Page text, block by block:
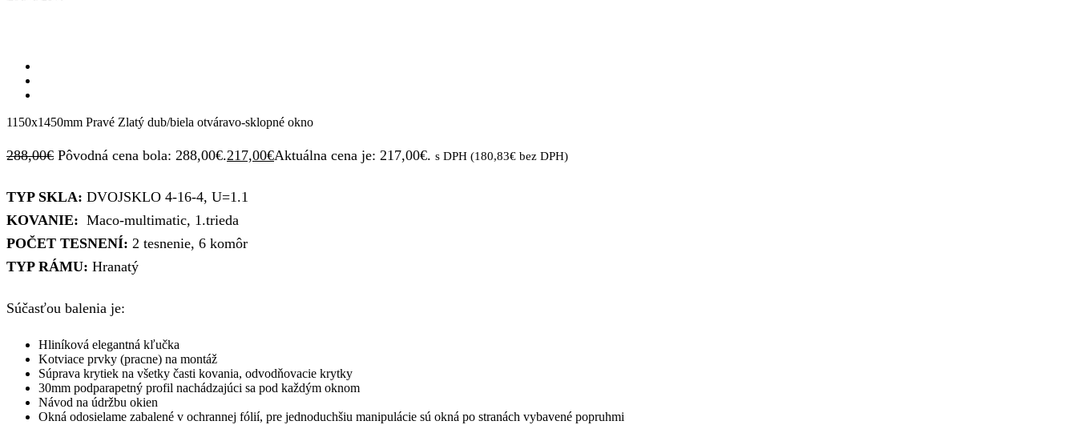
1150x1450mm Pravé Zlatý dub/biela otváravo-sklopné okno
288,00€ Pôvodná cena bola: 288,00€.217,00€Aktuálna cena je: 217,00€. s DPH (180,83€ bez DPH)
TYP SKLA: DVOJSKLO 4-16-4, U=1.1
KOVANIE: Maco-multimatic, 1.trieda
POČET TESNENÍ: 2 tesnenie, 6 komôr
TYP RÁMU: Hranatý
Súčasťou balenia je:
Hliníková elegantná kľučka
Kotviace prvky (pracne) na montáž
Súprava krytiek na všetky časti kovania, odvodňovacie krytky
30mm podparapetný profil nachádzajúci sa pod každým oknom
Návod na údržbu okien
Okná odosielame zabalené v ochrannej fólií, pre jednoduchšiu manipulácie sú okná po stranách vybavené popruhmi